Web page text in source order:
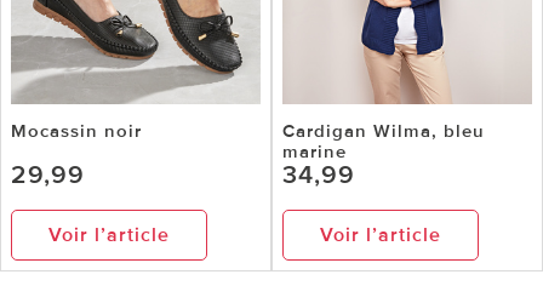
Mocassin noir
29,99
Voir l’article
Cardigan Wilma, bleu
marine
34,99
Voir l’article